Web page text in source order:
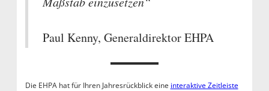
Paul Kenny, Generaldirektor EHPA
Die EHPA hat für Ihren Jahresrückblick eine interaktive Zeitleiste